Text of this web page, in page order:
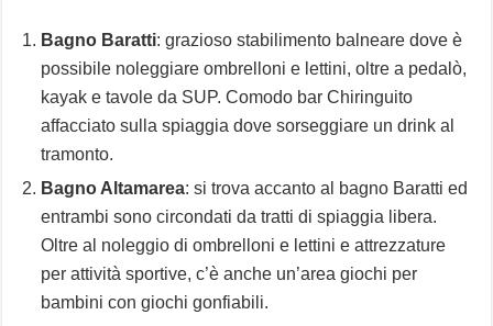
Bagno Baratti: grazioso stabilimento balneare dove è
possibile noleggiare ombrelloni e lettini, oltre a pedalò,
kayak e tavole da SUP. Comodo bar Chiringuito
affacciato sulla spiaggia dove sorseggiare un drink al
tramonto.
Bagno Altamarea: si trova accanto al bagno Baratti ed
entrambi sono circondati da tratti di spiaggia libera.
Oltre al noleggio di ombrelloni e lettini e attrezzature
per attività sportive, c’è anche un’area giochi per
bambini con giochi gonfiabili.